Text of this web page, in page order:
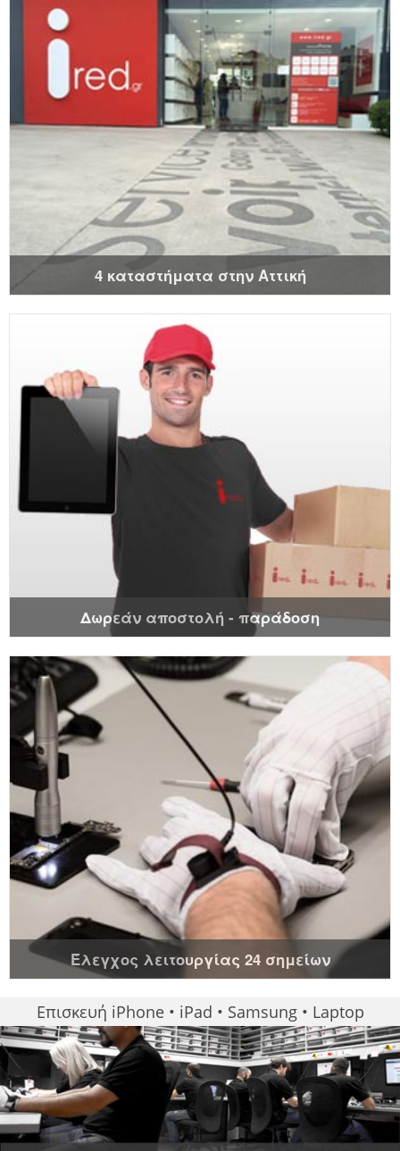
4 καταστήματα στην Αττική
Δωρεάν αποστολή - παράδοση
Έλεγχος λειτουργίας 24 σημείων
Επισκευή iPhone • iPad • Samsung • Laptop